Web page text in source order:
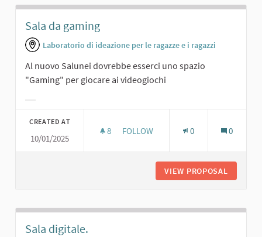
Sala da gaming
Laboratorio di ideazione per le ragazze e i ragazzi
Al nuovo Salunei dovrebbe esserci uno spazio
"Gaming" per giocare ai videogiochi
CREATED AT
10/01/2025
8 8 FOLLOWERS
FOLLOW 0 0
VIEW PROPOSAL
Sala digitale.